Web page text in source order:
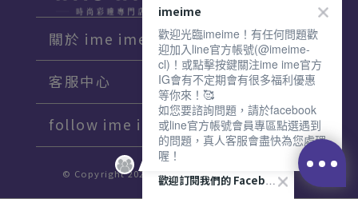
關於 ime ime
客服中心
follow ime ime♡
© Copyright 2021 imeime. All Rights Reserved.
歡迎訂閱我們的 Facebook 專頁
imeime
歡迎光臨imeime！有任何問題歡
迎加入line官方帳號(@imeime-
cl)！或點擊按鍵關注ime ime官方
IG會有不定期會有很多福利優惠
等你來！🥰
如您要諮詢問題，請於facebook
或line官方帳號會員專區點選遇到
的問題，真人客服會盡快為您處理
喔！